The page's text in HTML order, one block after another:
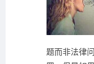
题而非法律